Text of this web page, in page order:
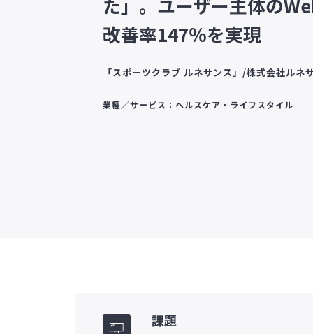
た」。ユーザー主体の
改善率147％を実現
「スポーツクラブ ルネサンス」/株式会社ルネ
業種／サービス：ヘルスケア・ライフスタイル
課題